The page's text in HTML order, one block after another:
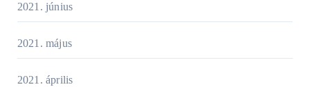
2021. június
2021. május
2021. április